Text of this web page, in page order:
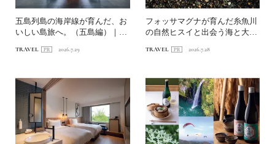
五島列島の海岸線が育んだ、お
いしい島旅へ。（五島編）｜
TRAVEL 2026.7.29
フォッサマグナが育んだ糸魚川
の自然ヒスイと出会う海と大地
TRAVEL 2026.7.28